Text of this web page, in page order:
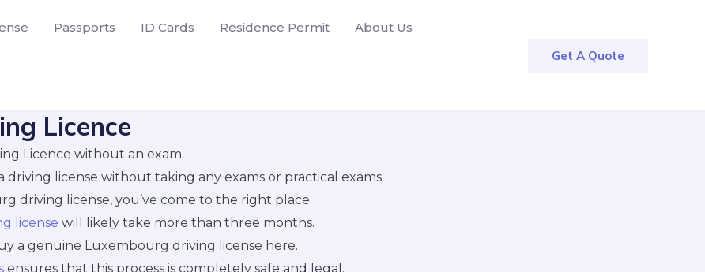
Passports ID Cards Residence Permit About Us
Get A Quote
Licence
Licence without an exam.
license without taking any exams or practical exams.
driving license, you’ve come to the right place.
license will likely take more than three months.
a genuine Luxembourg driving license here.
ensures that this process is completely safe and legal.